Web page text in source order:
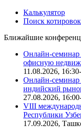
Калькулятор
Поиск
Ближайшие
Онлайн-семинар
офисную
11.08.2026,
Онлайн-семинар
индийский
27.08.2026,
VIII
Республики
17.09.2026,